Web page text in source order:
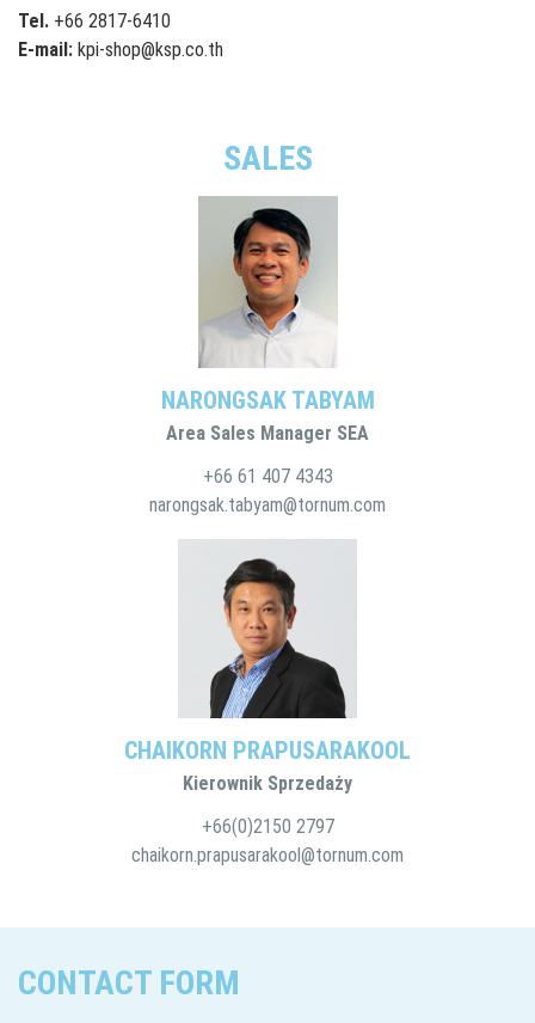
Tel. +66 2817-6410
E-mail: kpi-shop@ksp.co.th
SALES
NARONGSAK TABYAM
Area Sales Manager SEA
+66 61 407 4343
narongsak.tabyam@tornum.com
CHAIKORN PRAPUSARAKOOL
Kierownik Sprzedaży
+66(0)2150 2797
chaikorn.prapusarakool@tornum.com
CONTACT FORM